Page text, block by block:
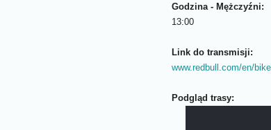
Godzina - Mężczyźni:
13:00
Link do transmisji:
www.redbull.com/en/
Podgląd trasy: